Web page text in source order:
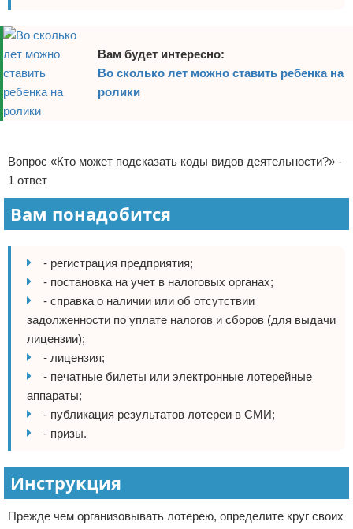
Вам будет интересно:
Во сколько лет можно ставить ребенка на
ролики
Вопрос «Кто может подсказать коды видов деятельности?» -
1 ответ
Вам понадобится
- регистрация предприятия;
- постановка на учет в налоговых органах;
- справка о наличии или об отсутствии
задолженности по уплате налогов и сборов (для выдачи
лицензии);
- лицензия;
- печатные билеты или электронные лотерейные
аппараты;
- публикация результатов лотереи в СМИ;
- призы.
Инструкция
Прежде чем организовывать лотерею, определите круг своих